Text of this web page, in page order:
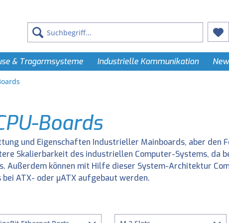
& Tragarmsysteme Industrielle Kommunikation
Boards
und Eigenschaften Industrieller Mainboards, aber den
Skalierbarkeit des industriellen Computer-Systems, da
Außerdem können mit Hilfe dieser System-Architektur
ATX- oder μATX aufgebaut werden.